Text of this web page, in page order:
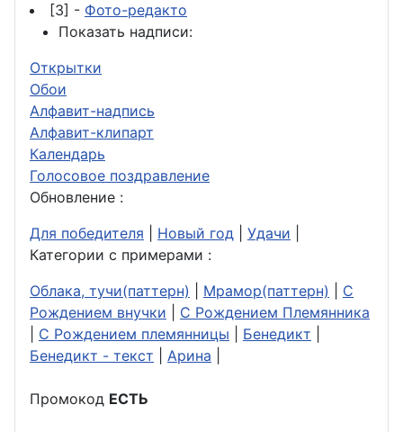
[3] - Фото-редакто
Показать надписи:
Открытки
Обои
Алфавит-надпись
Алфавит-клипарт
Календарь
Голосовое поздравление
Обновление :
Для победителя
Новый год Удачи
Категории с примерами :
Облака, тучи(паттерн)
Мрамор(паттерн)
С
Рождением внучки
С Рождением Племянника
С Рождением племянницы Бенедикт
Бенедикт - текст
Арина
Промокод ЕСТЬ